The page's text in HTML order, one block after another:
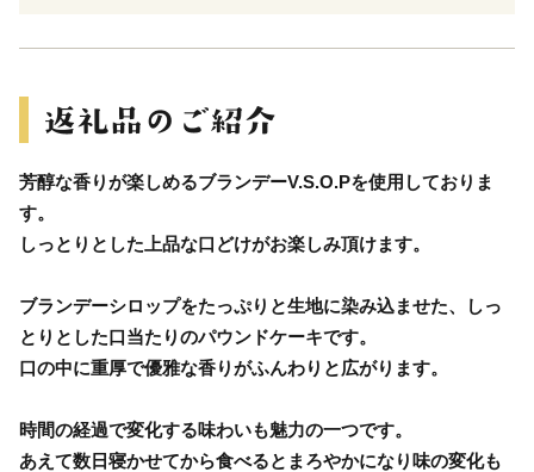
芳醇な香りが楽しめるブランデーV.S.O.Pを使用しておりま
す。
しっとりとした上品な口どけがお楽しみ頂けます。
ブランデーシロップをたっぷりと生地に染み込ませた、しっ
とりとした口当たりのパウンドケーキです。
口の中に重厚で優雅な香りがふんわりと広がります。
時間の経過で変化する味わいも魅力の一つです。
あえて数日寝かせてから食べるとまろやかになり味の変化も